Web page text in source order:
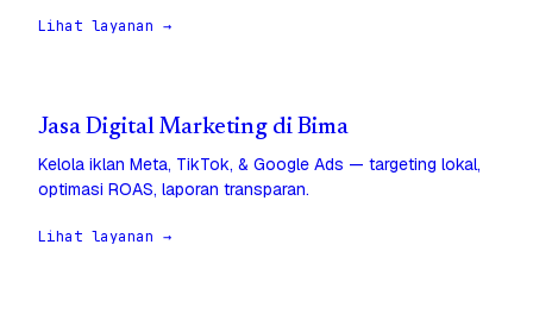
Lihat layanan →
Jasa Digital Marketing di Bima
Kelola iklan Meta, TikTok, & Google Ads — targeting lokal,
optimasi ROAS, laporan transparan.
Lihat layanan →